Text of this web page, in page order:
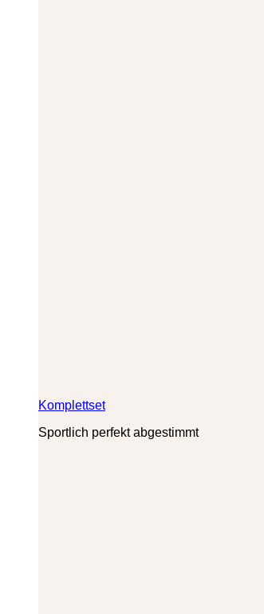
Komplettset
Sportlich perfekt abgestimmt